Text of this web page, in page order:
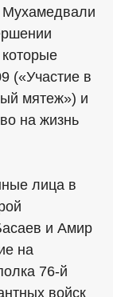
Мухамедвали
которые
(«Участие в
мятеж») и
на жизнь
лица в
и Амир
на
76-й
войск